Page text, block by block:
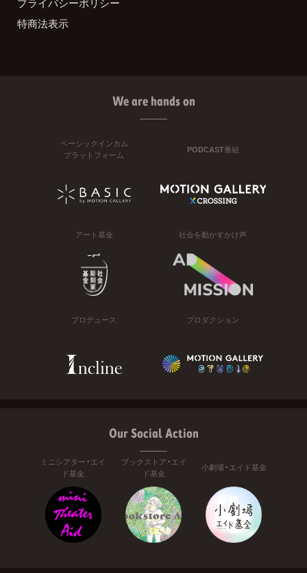
特商法表示
We are hands on
ベーシックインカム
プラットフォーム
PODCAST番組
アート基金 社会を動かすかけ声
プロデュース プロダクション
Our Social Action
ミニシアター・エイ
ド基金
ブックストア・エイ
ド基金
小劇場・エイド基金